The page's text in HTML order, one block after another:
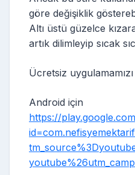
göre değişiklik
Altı üstü güzelce
artık dilimleyip sıcak
Ücretsiz
Android için
https://